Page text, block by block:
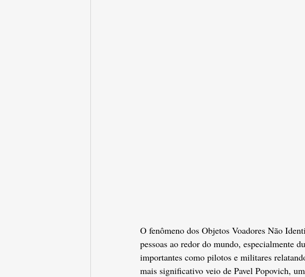
O fenômeno dos Objetos Voadores Não
pessoas ao redor do mundo, especialmente
importantes como pilotos e militares
mais significativo veio de Pavel Popovich,